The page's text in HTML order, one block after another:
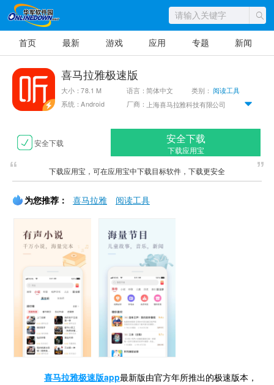
首页 最新 游戏 应用 专题 新闻
喜马拉雅极速版
大小：78.1 M 语言：简体中文 类别：阅读工具
系统：Android
厂商： 上海喜马拉雅科技有限公司
安全下载 安全下载
下载应用宝
下载应用宝，可在应用宝中下载目标软件，下载更安全
为您推荐： 喜马拉雅 阅读工具
喜马拉雅极速版app最新版由官方年所推出的极速版本，